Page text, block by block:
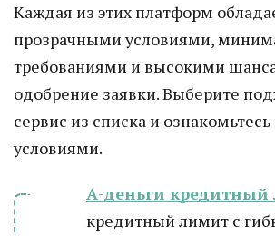
Каждая из этих платформ
прозрачными условиями,
требованиями и высокими
одобрение заявки. Выберите
сервис из списка и ознакомьтесь
условиями.
А-деньги
кредитный лимит с